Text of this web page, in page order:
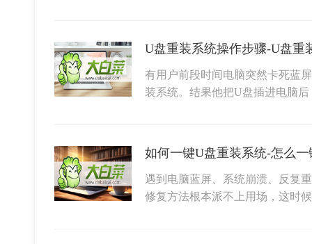
U盘重装系统操作步骤-U盘重
有用户前段时间电脑突然卡死蓝
装系统。结果他把U盘插进电脑
如何一键U盘重装系统-怎么
遇到电脑蓝屏、系统崩溃、反复
修复方法根本派不上用场，这时